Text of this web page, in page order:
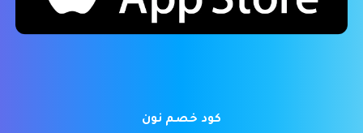
كود خصم نون